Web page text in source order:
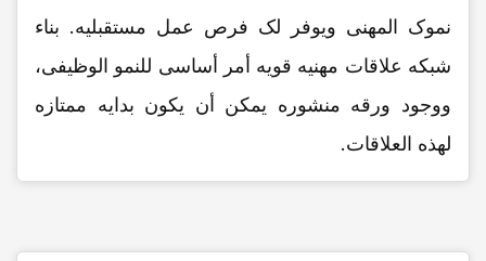
نموک المهنی ویوفر لک فرص عمل مستقبلیه. بناء
شبکه علاقات مهنیه قویه أمر أساسی للنمو الوظیفی،
ووجود ورقه منشوره یمکن أن یکون بدایه ممتازه
لهذه العلاقات.